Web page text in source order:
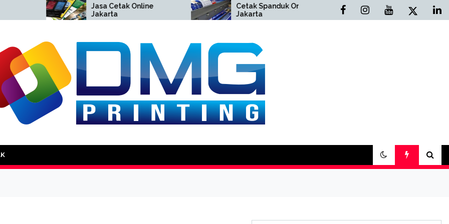
Jasa Cetak Online
Jakarta
Cetak Spanduk Online
Jakarta
Cetak Buku Yasin Online
Printing